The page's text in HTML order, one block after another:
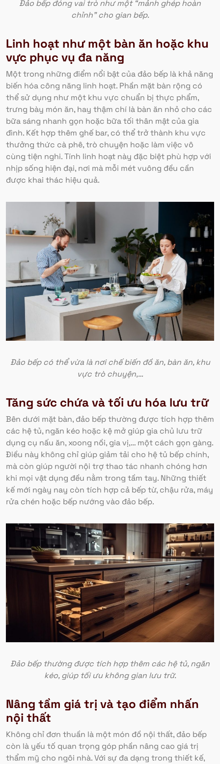
Đảo bếp đóng vai trò như một “mảnh ghép hoàn
chỉnh” cho gian bếp.
Linh hoạt như một bàn ăn hoặc khu
vực phục vụ đa năng
Một trong những điểm nổi bật của đảo bếp là khả năng
biến hóa công năng linh hoạt. Phần mặt bàn rộng có
thể sử dụng như một khu vực chuẩn bị thực phẩm,
trưng bày món ăn, hay thậm chí là bàn ăn nhỏ cho các
bữa sáng nhanh gọn hoặc bữa tối thân mật của gia
đình. Kết hợp thêm ghế bar, có thể trở thành khu vực
thưởng thức cà phê, trò chuyện hoặc làm việc vô
cùng tiện nghi. Tính linh hoạt này đặc biệt phù hợp với
nhịp sống hiện đại, nơi mà mỗi mét vuông đều cần
được khai thác hiệu quả.
Đảo bếp có thể vừa là nơi chế biến đồ ăn, bàn ăn, khu
vực trò chuyện,…
Tăng sức chứa và tối ưu hóa lưu trữ
Bên dưới mặt bàn, đảo bếp thường được tích hợp thêm
các hệ tủ, ngăn kéo hoặc kệ mở giúp gia chủ lưu trữ
dụng cụ nấu ăn, xoong nồi, gia vị,… một cách gọn gàng.
Điều này không chỉ giúp giảm tải cho hệ tủ bếp chính,
mà còn giúp người nội trợ thao tác nhanh chóng hơn
khi mọi vật dụng đều nằm trong tầm tay. Những thiết
kế mới ngày nay còn tích hợp cả bếp từ, chậu rửa, máy
rửa chén hoặc bếp nướng vào đảo bếp.
Đảo bếp thường được tích hợp thêm các hệ tủ, ngăn
kéo, giúp tối ưu không gian lưu trữ.
Nâng tầm giá trị và tạo điểm nhấn
nội thất
Không chỉ đơn thuần là một món đồ nội thất, đảo bếp
còn là yếu tố quan trọng góp phần nâng cao giá trị
thẩm mỹ cho ngôi nhà. Với sự đa dạng trong thiết kế,